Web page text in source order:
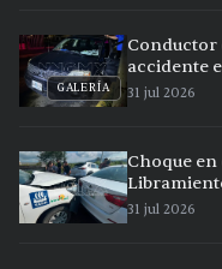
GALERÍA
Conductor
accidente
31 jul 2026
Choque
31 jul 2026